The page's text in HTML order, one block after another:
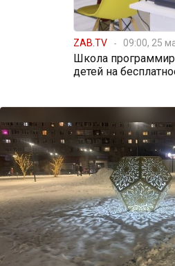
ZAB.TV 09:00, 25
Школа
детей на